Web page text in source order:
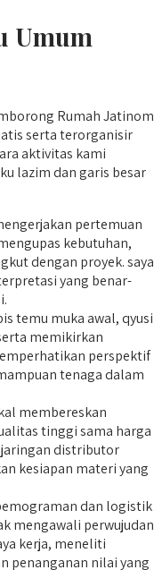
Umum
Rumah Jatinom
serta terorganisir
aktivitas kami
lazim dan garis besar
pertemuan
kebutuhan,
dengan proyek. saya
yang benar-
temu muka awal, qyusi
memikirkan
perspektif
tenaga dalam
membereskan
tinggi sama harga
distributor
kesiapan materi yang
dan logistik
mengawali perwujudan
kerja, meneliti
penanganan nilai yang